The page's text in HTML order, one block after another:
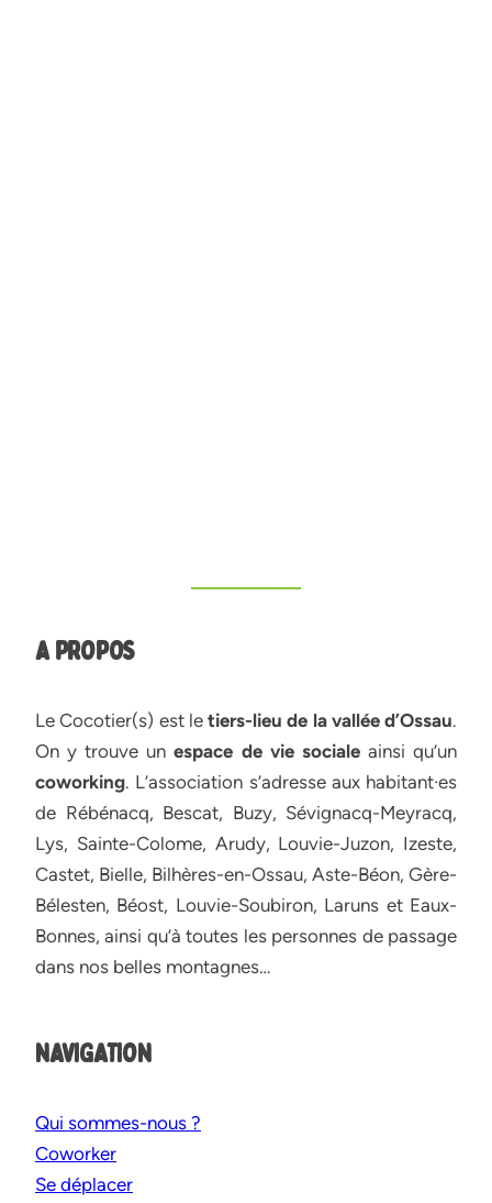
A PROPOS
Le Cocotier(s) est le tiers-lieu de la vallée d’Ossau.
On y trouve unespace de vie socialeainsi qu’un
coworking. L’association s’adresse aux habitant·es
de Rébénacq, Bescat, Buzy, Sévignacq-Meyracq,
Lys, Sainte-Colome, Arudy, Louvie-Juzon, Izeste,
Castet, Bielle, Bilhères-en-Ossau, Aste-Béon, Gère-
Bélesten, Béost, Louvie-Soubiron, Laruns et Eaux-
Bonnes, ainsi qu’à toutes les personnes de passage
dans nos belles montagnes…
NAVIGATION
Qui sommes-nous ?
Coworker
Se déplacer